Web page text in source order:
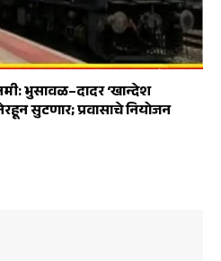
भुसावळ–दादर ‘खान्देश
सुटणार; प्रवासाचे नियोजन